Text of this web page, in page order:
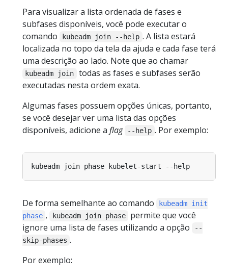
Para visualizar a lista ordenada de fases e
subfases disponíveis, você pode executar o
comando
kubeadm join --help . A lista estará
localizada no topo da tela da ajuda e cada fase terá
uma descrição ao lado. Note que ao chamar
kubeadm join
todas as fases e subfases serão
executadas nesta ordem exata.
Algumas fases possuem opções únicas, portanto,
se você desejar ver uma lista das opções
disponíveis, adicione a flag --help . Por exemplo:
De forma semelhante ao comando
kubeadm init
phase , kubeadm join phase
permite que você
ignore uma lista de fases utilizando a opção
--
skip-phases .
Por exemplo: